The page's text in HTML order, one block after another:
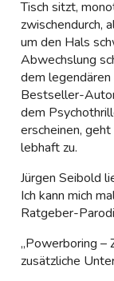
Tisch sitzt,
zwischendurch,
um den Hals
Abwechslung
dem
Bestseller-
dem
erscheinen,
lebhaft zu.
Jürgen Seibold
Ich kann mich
Ratgeber-
„Powerboring –
zusätzliche